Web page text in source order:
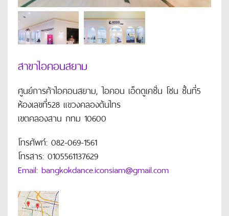
สาขาไอคอนสยาม
ศูนย์การค้าไอคอนสยาม, ไอคอน เอ็ดดูเคชั่น โซน ชั้นที่5
ห้องเลขที่528 แขวงคลองต้นไทร
เขตคลองสาน กทม 10600
โทรศัพท์: 082-069-1561
โทรสาร: 0105561137629
Email: bangkokdance.iconsiam@gmail.com